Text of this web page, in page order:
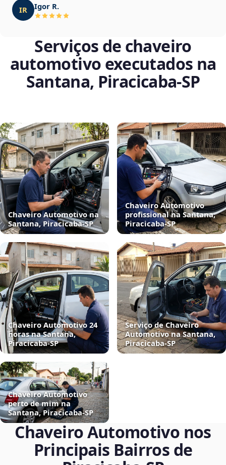
IR Igor R.
Serviços de chaveiro
automotivo executados na
Santana, Piracicaba‑SP
Chaveiro Automotivo na
Santana, Piracicaba‑SP
Chaveiro Automotivo
profissional na Santana,
Piracicaba‑SP
Chaveiro Automotivo 24
horas na Santana,
Piracicaba‑SP
Serviço de Chaveiro
Automotivo na Santana,
Piracicaba‑SP
Chaveiro Automotivo
perto de mim na
Santana, Piracicaba‑SP
Chaveiro Automotivo nos
Principais Bairros de